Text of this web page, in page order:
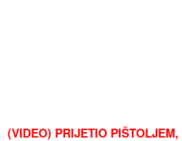
(VIDEO) PRIJETIO